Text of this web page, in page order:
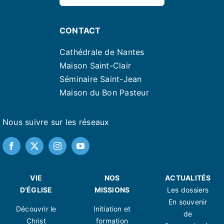
Nous suivre sur les réseaux
CONTACT
Cathédrale de Nantes
Maison Saint-Clair
Séminaire Saint-Jean
Maison du Bon Pasteur
VIE
D’ÉGLISE
Découvrir le
Christ
NOS
MISSIONS
Initiation et
formation
ACTUALITÉS
Les dossiers
En souvenir
de